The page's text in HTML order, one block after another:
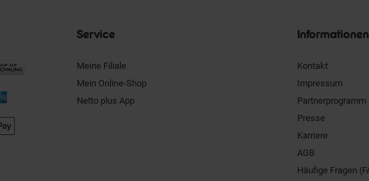
Service
Meine Filiale
Mein Online-Shop
Netto plus App
Informationen
Kontakt
Impressum
Partnerprogramm
Presse
Karriere
AGB
Häufige Fragen